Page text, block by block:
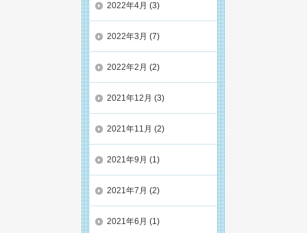
2022年4月 (3)
2022年3月 (7)
2022年2月 (2)
2021年12月 (3)
2021年11月 (2)
2021年9月 (1)
2021年7月 (2)
2021年6月 (1)